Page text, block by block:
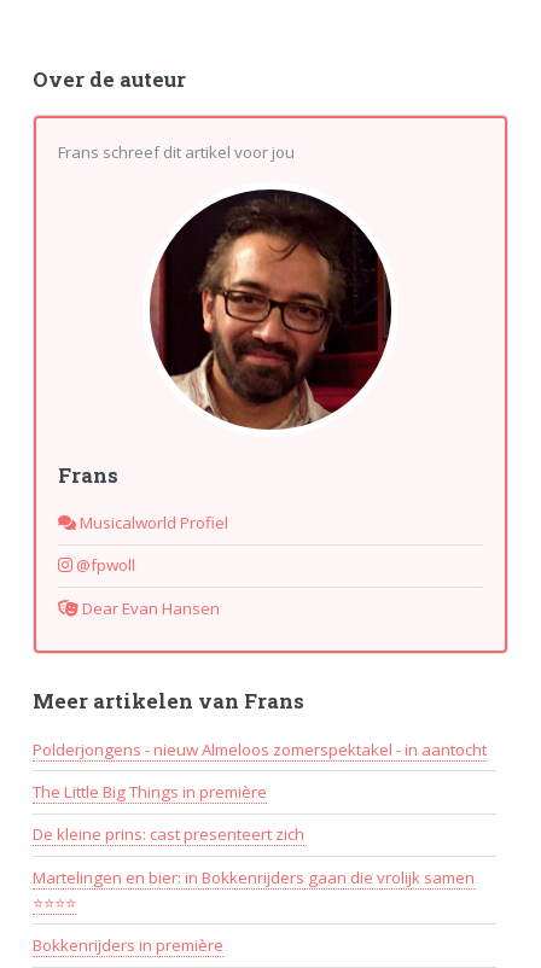
Over de auteur
Frans schreef dit artikel voor jou
Frans
Musicalworld Profiel
@fpwoll
Dear Evan Hansen
Meer artikelen van Frans
Polderjongens - nieuw Almeloos zomerspektakel - in aantocht
The Little Big Things in première
De kleine prins: cast presenteert zich
Martelingen en bier: in Bokkenrijders gaan die vrolijk samen
⭐⭐⭐⭐
Bokkenrijders in première